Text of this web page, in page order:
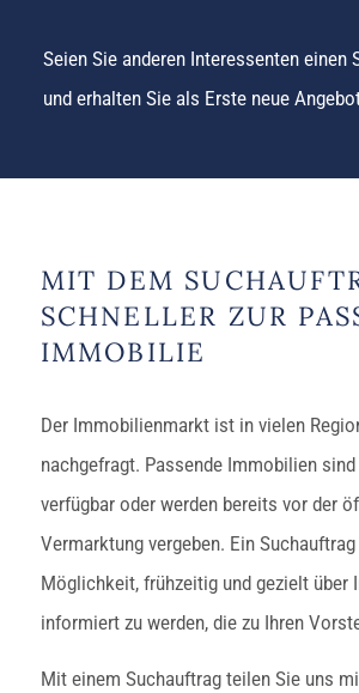
Seien Sie anderen Interessenten einen
und erhalten Sie als Erste neue
MIT DEM
SCHNELLER ZUR
IMMOBILIE
Der Immobilienmarkt ist in vielen
nachgefragt. Passende Immobilien
verfügbar oder werden bereits vor der
Vermarktung vergeben. Ein
Möglichkeit, frühzeitig und gezielt über
informiert zu werden, die zu Ihren
Mit einem Suchauftrag teilen Sie uns